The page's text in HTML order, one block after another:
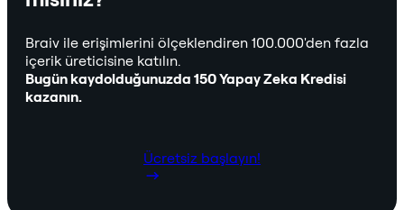
Braiv ile erişimlerini ölçeklendiren 100.000'den fazla
içerik üreticisine katılın.
Bugün kaydolduğunuzda 150 Yapay Zeka Kredisi
kazanın.
Ücretsiz başlayın!